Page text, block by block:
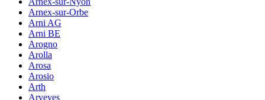
Arnex-sur-Orbe
Arni AG
Arni BE
Arogno
Arolla
Arosa
Arosio
Arth
Arveyes